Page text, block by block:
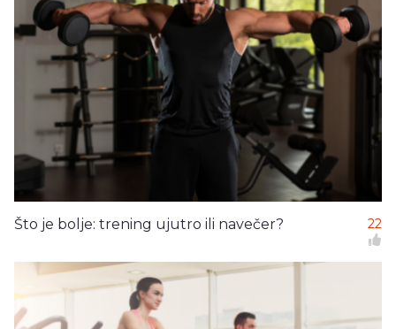
Što je bolje: trening ujutro ili navečer? 22